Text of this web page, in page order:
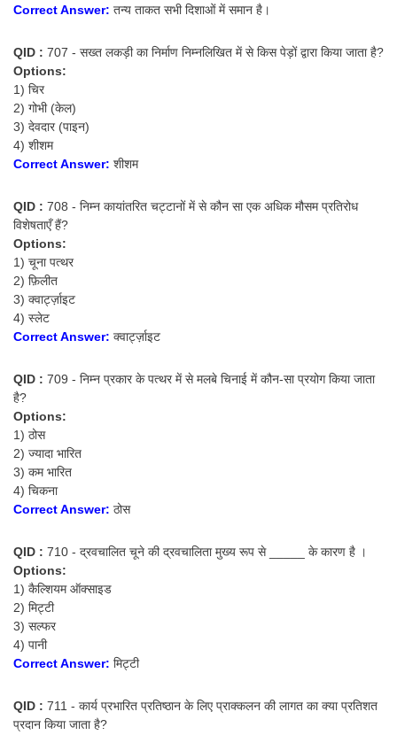
MTS Exam Syllabus
मल्टीटास्किंग : Hindi Notes
Correct Answer: तन्य ताकत सभी दिशाओं में समान है।
QID : 707 - सख्त लकड़ी का निर्माण निम्नलिखित में से किस पेड़ों द्वारा किया जाता है?
Options:
1) चिर
2) गोभी (केल)
3) देवदार (पाइन)
4) शीशम
Correct Answer: शीशम
QID : 708 - निम्न कायांतरित चट्टानों में से कौन सा एक अधिक मौसम प्रतिरोध
विशेषताएँ हैं?
Options:
1) चूना पत्थर
2) फ़िलीत
3) क्वार्ट्ज़ाइट
4) स्लेट
Correct Answer: क्वार्ट्ज़ाइट
QID : 709 - निम्न प्रकार के पत्थर में से मलबे चिनाई में कौन-सा प्रयोग किया जाता
है?
Options:
1) ठोस
2) ज्यादा भारित
3) कम भारित
4) चिकना
Correct Answer: ठोस
QID : 710 - द्रवचालित चूने की द्रवचालिता मुख्य रूप से _____ के कारण है ।
Options:
1) कैल्शियम ऑक्साइड
2) मिट्टी
3) सल्फर
4) पानी
Correct Answer: मिट्टी
QID : 711 - कार्य प्रभारित प्रतिष्ठान के लिए प्राक्कलन की लागत का क्या प्रतिशत
प्रदान किया जाता है?